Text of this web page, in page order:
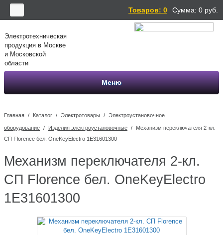
Товаров: 0 Сумма: 0 руб.
Электротехническая
продукция в Москве
и Московской
области
Меню
Главная / Каталог / Электротовары / Электроустановочное
оборудование / Изделия электроустановочные /
Механизм переключателя 2-кл.
СП Florence бел. OneKeyElectro 1E31601300
Механизм переключателя 2-кл.
СП Florence бел. OneKeyElectro
1E31601300